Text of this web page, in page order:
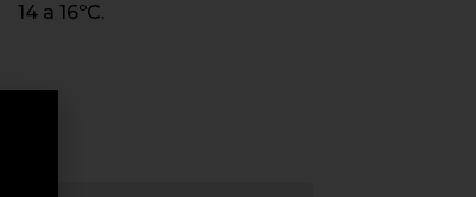
14 a 16ºC.